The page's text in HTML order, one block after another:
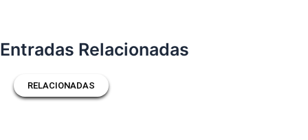
Entradas Relacionadas
RELACIONADAS